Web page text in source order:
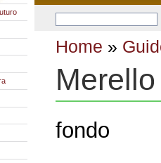
Home »
fondo